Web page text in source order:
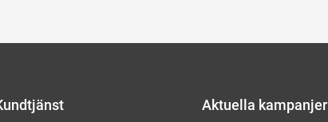
Aktuella kampanjer